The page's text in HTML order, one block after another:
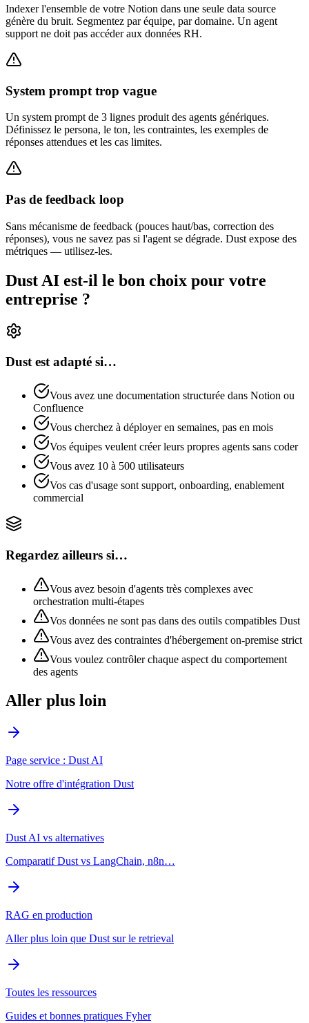
Indexer l'ensemble de votre Notion dans une seule data source
génère du bruit. Segmentez par équipe, par domaine. Un agent
support ne doit pas accéder aux données RH.
System prompt trop vague
Un system prompt de 3 lignes produit des agents génériques.
Définissez le persona, le ton, les contraintes, les exemples de
réponses attendues et les cas limites.
Pas de feedback loop
Sans mécanisme de feedback (pouces haut/bas, correction des
réponses), vous ne savez pas si l'agent se dégrade. Dust expose des
métriques — utilisez-les.
Dust AI est-il le bon choix pour votre
entreprise ?
Dust est adapté si…
Vous avez une documentation structurée dans Notion ou
Confluence
Vous cherchez à déployer en semaines, pas en mois
Vos équipes veulent créer leurs propres agents sans coder
Vous avez 10 à 500 utilisateurs
Vos cas d'usage sont support, onboarding, enablement
commercial
Regardez ailleurs si…
Vous avez besoin d'agents très complexes avec
orchestration multi-étapes
Vos données ne sont pas dans des outils compatibles Dust
Vous avez des contraintes d'hébergement on-premise strict
Vous voulez contrôler chaque aspect du comportement
des agents
Aller plus loin
Page service : Dust AI
Notre offre d'intégration Dust
Dust AI vs alternatives
Comparatif Dust vs LangChain, n8n…
RAG en production
Aller plus loin que Dust sur le retrieval
Toutes les ressources
Guides et bonnes pratiques Fyher